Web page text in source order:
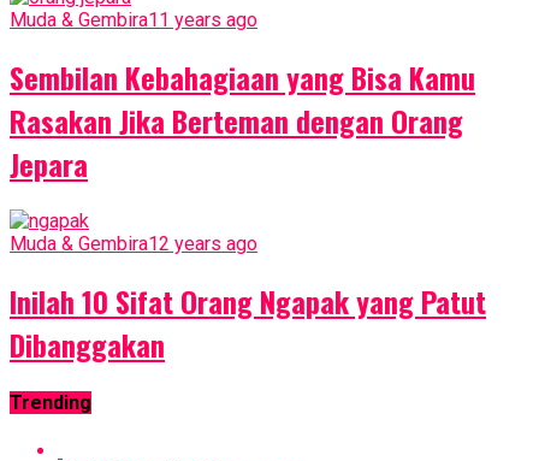
Muda & Gembira11 years ago
Sembilan Kebahagiaan yang Bisa Kamu
Rasakan Jika Berteman dengan Orang
Jepara
Muda & Gembira12 years ago
Inilah 10 Sifat Orang Ngapak yang Patut
Dibanggakan
Trending